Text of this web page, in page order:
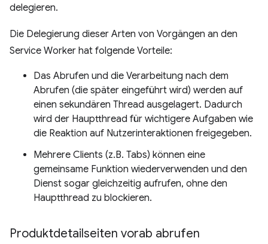
delegieren.
Die Delegierung dieser Arten von Vorgängen an den
Service Worker hat folgende Vorteile:
Das Abrufen und die Verarbeitung nach dem
Abrufen (die später eingeführt wird) werden auf
einen sekundären Thread ausgelagert. Dadurch
wird der Hauptthread für wichtigere Aufgaben wie
die Reaktion auf Nutzerinteraktionen freigegeben.
Mehrere Clients (z.B. Tabs) können eine
gemeinsame Funktion wiederverwenden und den
Dienst sogar gleichzeitig aufrufen, ohne den
Hauptthread zu blockieren.
Produktdetailseiten vorab abrufen